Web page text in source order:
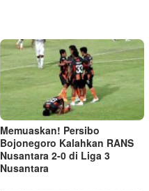
Memuaskan! Persibo
Bojonegoro Kalahkan RANS
Nusantara 2-0 di Liga 3
Nusantara